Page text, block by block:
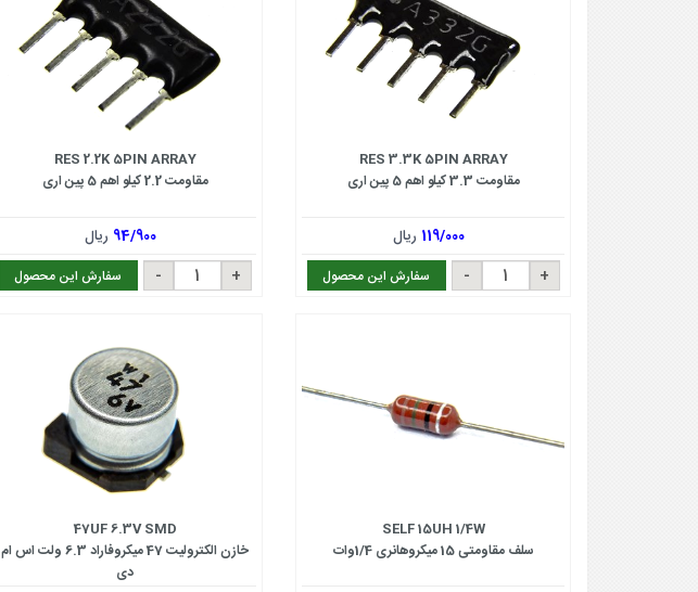
RES 3.3K 5PIN ARRAY
مقاومت 3.3 کیلو اهم 5 پین اری
119/000 ریال
سفارش این محصول
RES 2.2K 5PIN ARRAY
مقاومت 2.2 کیلو اهم 5 پین اری
94/900 ریال
سفارش این محصول
SELF 15UH 1/4W
سلف مقاومتی 15 میکروهانری 1/4وات
47UF 6.3V SMD
خازن الکترولیت 47 میکروفاراد 6.3 ولت اس ام
دی